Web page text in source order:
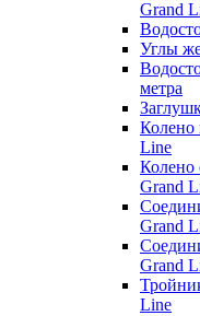
Grand
Углы
метра
Колено
Line
Колено
Grand
Grand
Grand
Line